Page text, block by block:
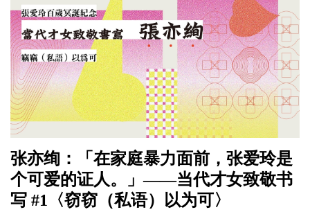
张亦绚：「在家庭暴力面前，张爱玲是
个可爱的证人。」——当代才女致敬书
写 #1〈窃窃（私语）以为可〉